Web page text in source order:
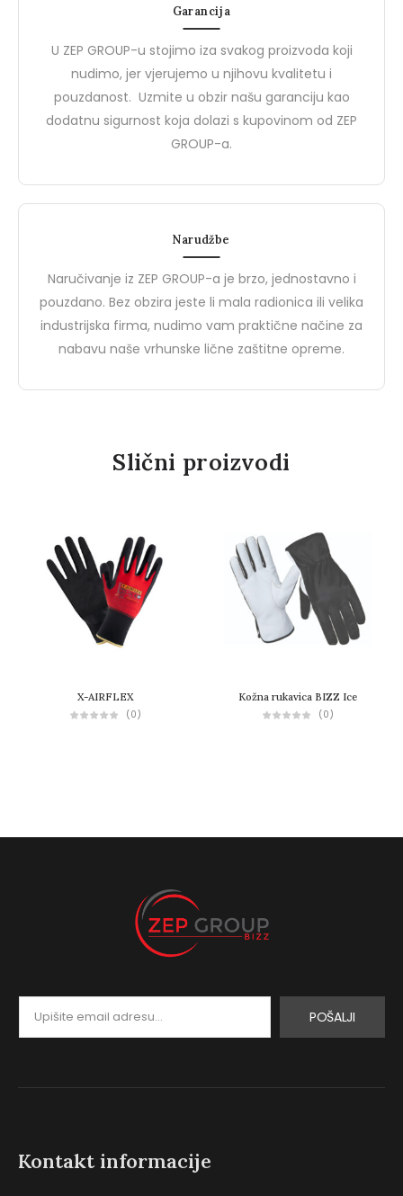
za Kvalitetnu i Pristupačnu
BIZZ, brend od ZEP Groupa,
kvalitete i pristupačne cijene u
0
0
zaštitnih cipela i
Garancija
U ZEP GROUP-u stojimo iza svakog proizvoda koji
nudimo, jer vjerujemo u njihovu kvalitetu i
pouzdanost. Uzmite u obzir našu garanciju kao
dodatnu sigurnost koja dolazi s kupovinom od ZEP
GROUP-a.
Narudžbe
Naručivanje iz ZEP GROUP-a je brzo, jednostavno i
pouzdano. Bez obzira jeste li mala radionica ili velika
industrijska firma, nudimo vam praktične načine za
nabavu naše vrhunske lične zaštitne opreme.
Slični proizvodi
X-AIRFLEX
(0)
Kožna rukavica BIZZ Ice
(0)
POŠALJI
Kontakt informacije